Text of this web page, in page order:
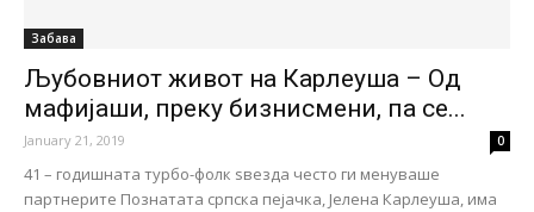
Забава
Љубовниот живот на Карлеуша – Од
мафијаши, преку бизнисмени, па се...
January 21, 2019 0
41 – годишната турбо-фолк ѕвезда често ги менуваше
партнерите Познатата српска пејачка, Јелена Карлеуша, има